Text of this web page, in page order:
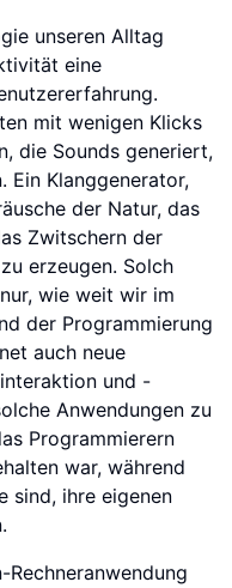
unseren Alltag
eine
mit wenigen Klicks
die Sounds generiert,
Ein Klanggenerator,
der Natur, das
Zwitschern der
erzeugen. Solch
wie weit wir im
der Programmierung
auch neue
und -
Anwendungen zu
Programmierern
war, während
sind, ihre eigenen
Rechneranwendung